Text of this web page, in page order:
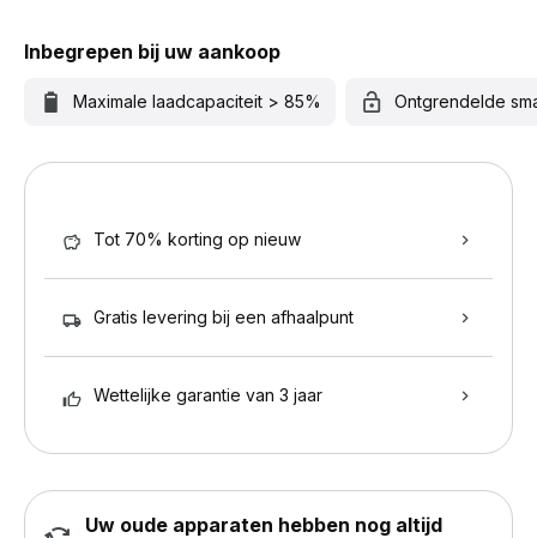
Inbegrepen bij uw aankoop
Maximale laadcapaciteit > 85% Ontgrendelde
Tot 70% korting op nieuw
Gratis levering bij een afhaalpunt
Wettelijke garantie van 3 jaar
Uw oude apparaten hebben nog altijd